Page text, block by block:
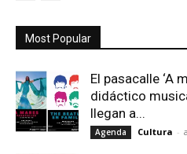
Most Popular
El pasacalle ‘A
didáctico
llegan a...
Agenda Cultura -